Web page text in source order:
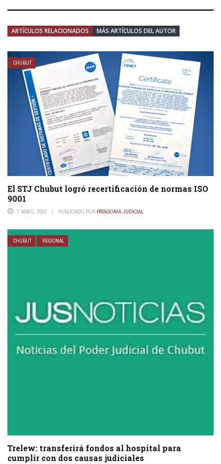
ARTÍCULOS RELACIONADOS MÁS ARTÍCULOS DEL AUTOR
CHUBUT
El STJ Chubut logró recertificación de normas ISO
9001
7 MAYO, 2023 PUBLICADO POR PATAGONIA JUDICIAL
CHUBUT REGIONAL
Trelew: transferirá fondos al hospital para
cumplir con dos causas judiciales